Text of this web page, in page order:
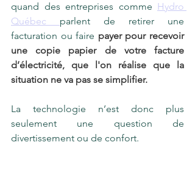
quand des entreprises comme Hydro
Québec parlent de retirer une
facturation ou faire payer pour recevoir
une copie papier de votre facture
d’électricité, que l'on réalise que la
situation ne va pas se simplifier.
La technologie n’est donc plus
seulement une question de
divertissement ou de confort.